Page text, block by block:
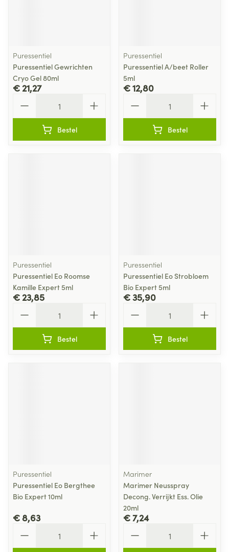
Puressentiel
Puressentiel Gewrichten
Cryo Gel 80ml
€ 21,27
Bestel
Puressentiel
Puressentiel A/beet Roller
5ml
€ 12,80
Bestel
Puressentiel
Puressentiel Eo Roomse
Kamille Expert 5ml
€ 23,85
Bestel
Puressentiel
Puressentiel Eo Strobloem
Bio Expert 5ml
€ 35,90
Bestel
Puressentiel
Puressentiel Eo Bergthee
Bio Expert 10ml
€ 8,63
Marimer
Marimer Neusspray
Decong. Verrijkt Ess. Olie
20ml
€ 7,24